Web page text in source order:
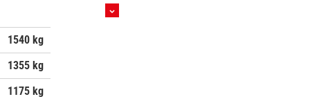
1540 kg
1355 kg
1175 kg